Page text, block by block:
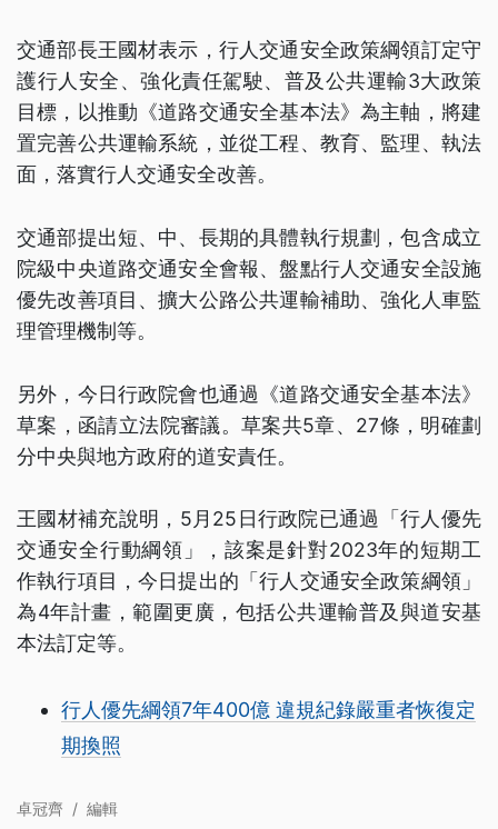
交通部長王國材表示，行人交通安全政策綱領訂定守
護行人安全、強化責任駕駛、普及公共運輸3大政策
目標，以推動《道路交通安全基本法》為主軸，將建
置完善公共運輸系統，並從工程、教育、監理、執法
面，落實行人交通安全改善。
交通部提出短、中、長期的具體執行規劃，包含成立
院級中央道路交通安全會報、盤點行人交通安全設施
優先改善項目、擴大公路公共運輸補助、強化人車監
理管理機制等。
另外，今日行政院會也通過《道路交通安全基本法》
草案，函請立法院審議。草案共5章、27條，明確劃
分中央與地方政府的道安責任。
王國材補充說明，5月25日行政院已通過「行人優先
交通安全行動綱領」，該案是針對2023年的短期工
作執行項目，今日提出的「行人交通安全政策綱領」
為4年計畫，範圍更廣，包括公共運輸普及與道安基
本法訂定等。
行人優先綱領7年400億 違規紀錄嚴重者恢復定
期換照
卓冠齊 / 編輯